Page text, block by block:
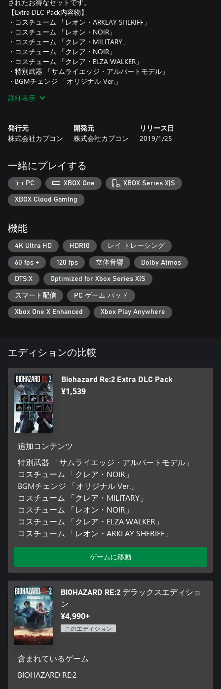
されたお得なセットです。
【Extra DLC Pack内容物】
・コスチューム 「レオン・ARKLAY SHERIFF」
・コスチューム 「レオン・NOIR」
・コスチューム 「クレア・MILITARY」
・コスチューム 「クレア・NOIR」
・コスチューム 「クレア・ELZA WALKER」
・特別武器 「サムライエッジ・アルバートモデル」
・BGMチェンジ 「オリジナル Ver.」
1998年9月にラクーンシティを襲った生物災害。
ゾンビが生者を引き裂く地獄から生還せよ。
誰も見たことがないバイオハザード、
『バイオハザード RE：2 』。
シリーズ屈指の傑作、その再誕を目撃せよ。
この惨劇に喰われるな。
詳細表示
発行元
株式会社カプコン
開発元
株式会社カプコン
リリース日
2019/1/25
一緒にプレイする
PC XBOX One XBOX Series X|S
XBOX Cloud Gaming
機能
4K Ultra HD HDR10 レイ トレーシング
60 fps + 120 fps 立体音響 Dolby Atmos
DTS:X Optimized for Xbox Series X|S
スマート配信 PC ゲーム パッド
Xbox One X Enhanced Xbox Play Anywhere
エディションの比較
Biohazard Re:2 Extra DLC Pack
¥1,539
追加コンテンツ
特別武器 「サムライエッジ・アルバートモデル」
コスチューム 「クレア・NOIR」
BGMチェンジ 「オリジナル Ver.」
コスチューム 「クレア・MILITARY」
コスチューム 「レオン・NOIR」
コスチューム 「クレア・ELZA WALKER」
コスチューム 「レオン・ARKLAY SHERIFF」
ゲームに移動
BIOHAZARD RE:2 デラックスエディショ
ン
¥4,990+
このエディション
含まれているゲーム
BIOHAZARD RE:2